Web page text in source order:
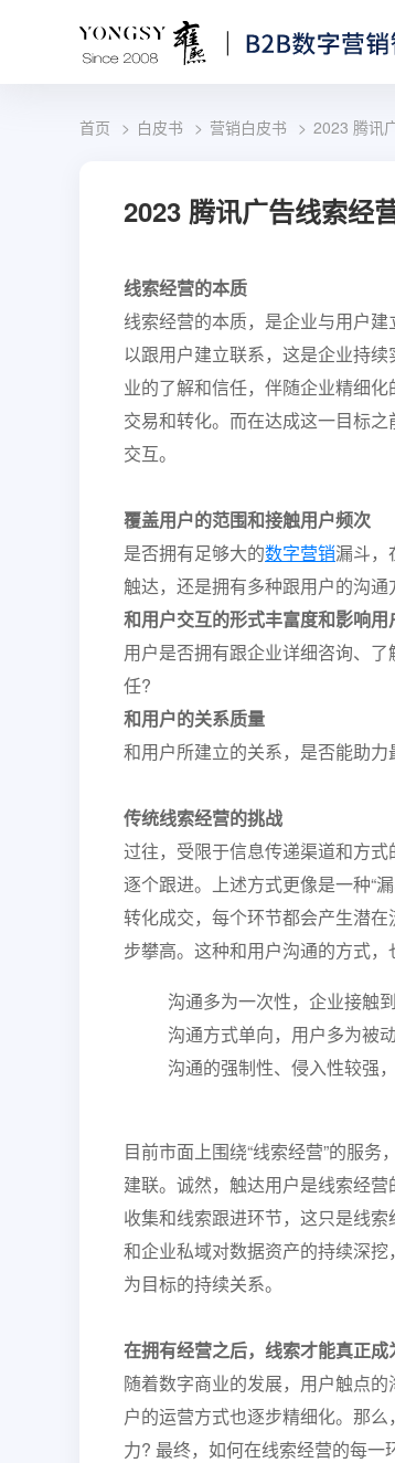
首页 白皮书 营销白皮书 2023 腾讯
2023 腾讯广告线索经
线索经营的本质
线索经营的本质，是企业与用户
以跟用户建立联系，这是企业持
业的了解和信任，伴随企业精细
交易和转化。而在达成这一目标
交互。
覆盖用户的范围和接触用户频次
是否拥有足够大的数字营销漏斗，
触达，还是拥有多种跟用户的沟通
和用户交互的形式丰富度和影响用
用户是否拥有跟企业详细咨询、
任?
和用户的关系质量
和用户所建立的关系，是否能助
传统线索经营的挑战
过往，受限于信息传递渠道和方
逐个跟进。上述方式更像是一种“
转化成交，每个环节都会产生潜
步攀高。这种和用户沟通的方式
沟通多为一次性，企业接触
沟通方式单向，用户多为被
沟通的强制性、侵入性较强
目前市面上围绕“线索经营”的服
建联。诚然，触达用户是线索经
收集和线索跟进环节，这只是线
和企业私域对数据资产的持续深
为目标的持续关系。
在拥有经营之后，线索才能真正成
随着数字商业的发展，用户触点
户的运营方式也逐步精细化。那
力? 最终，如何在线索经营的每